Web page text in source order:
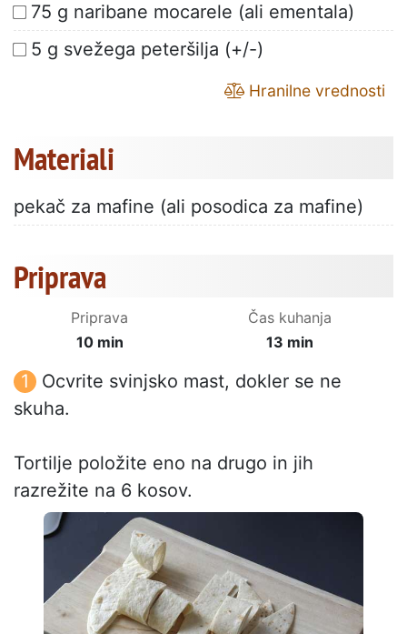
75 g naribane mocarele (ali ementala)
5 g svežega peteršilja (+/-)
Hranilne vrednosti
Materiali
pekač za mafine (ali posodica za mafine)
Priprava
Priprava
10 min
Čas kuhanja
13 min
Ocvrite svinjsko mast, dokler se ne
skuha.
Tortilje položite eno na drugo in jih
razrežite na 6 kosov.